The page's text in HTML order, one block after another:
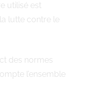
utilisé est
lutte contre le
des normes
l’ensemble